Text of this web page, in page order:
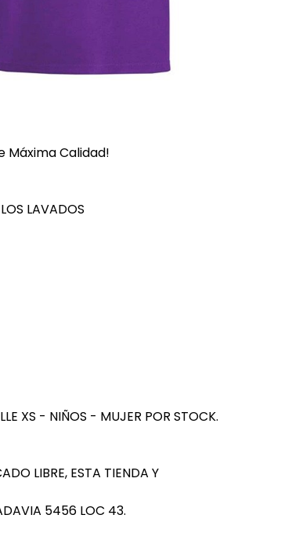
Máxima Calidad!
LAVADOS
XS - NIÑOS - MUJER POR STOCK.
LIBRE, ESTA TIENDA Y
5456 LOC 43.